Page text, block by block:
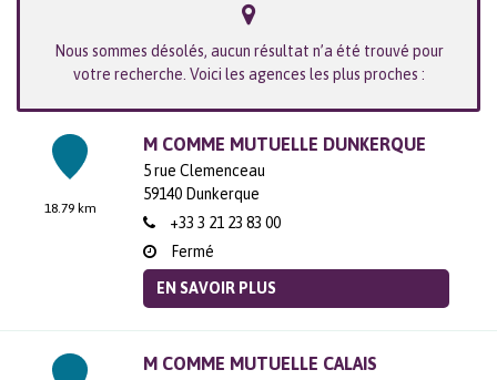
Nous sommes désolés, aucun résultat n’a été trouvé pour
votre recherche. Voici les agences les plus proches :
18.79 km
M COMME MUTUELLE DUNKERQUE
5 rue Clemenceau
59140 Dunkerque
+33 3 21 23 83 00
Fermé
EN SAVOIR PLUS
M COMME MUTUELLE CALAIS